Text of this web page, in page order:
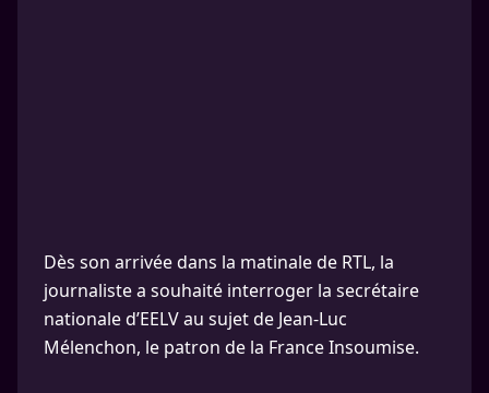
Dès son arrivée dans la matinale de RTL, la
journaliste a souhaité interroger la secrétaire
nationale d’EELV au sujet de Jean-Luc
Mélenchon, le patron de la France Insoumise.